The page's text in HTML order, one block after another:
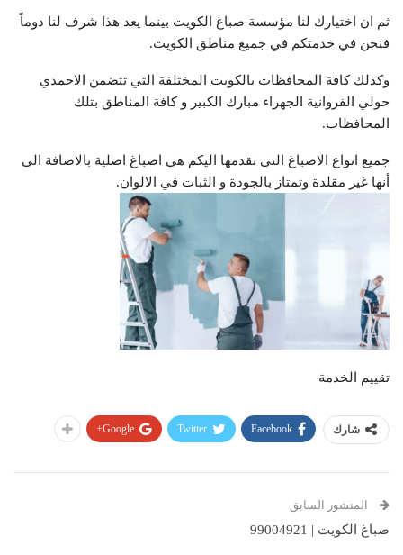
ثم ان اختيارك لنا مؤسسة صباغ الكويت بينما يعد هذا شرف لنا دوماً
فنحن في خدمتكم في جميع مناطق الكويت.
وكذلك كافة المحافظات بالكويت المختلفة التي تتضمن الاحمدي
حولي الفروانية الجهراء مبارك الكبير و كافة المناطق بتلك
المحافظات.
جميع انواع الاصباغ التي نقدمها اليكم هي اصباغ اصلية بالاضافة الى
أنها غير مقلدة وتمتاز بالجودة و الثبات في الالوان.
تقييم الخدمة
شارك Facebook
Twitter
Google+
المنشور السابق
صباغ الكويت | 99004921